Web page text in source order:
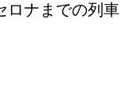
ロナまでの列車